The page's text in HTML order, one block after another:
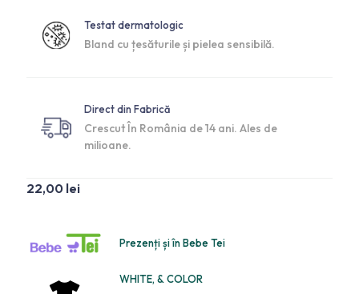
Testat dermatologic
Bland cu țesăturile și pielea sensibilă.
Direct din Fabrică
Crescut În România de 14 ani. Ales de
milioane.
22,00 lei
Prezenți și în Bebe Tei
WHITE, & COLOR